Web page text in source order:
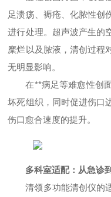
足溃疡、褥疮、化脓性创
进行处理。超声波产生的
糜烂以及脓液，清创过程
无明显影响。
在**病足等难愈性创
坏死组织，同时促进伤口
伤口愈合速度的提升。
多科室适配：从急诊
清领多功能清创仪的